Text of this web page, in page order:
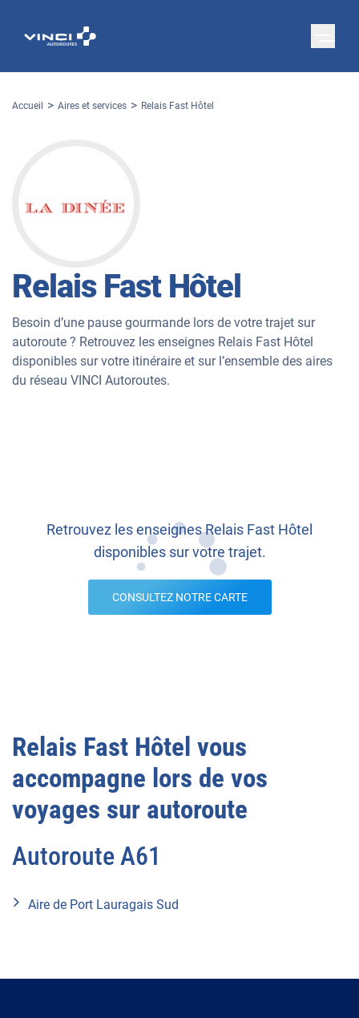
Accueil Aires et services Relais Fast Hôtel
Relais Fast Hôtel
Besoin d’une pause gourmande lors de votre trajet sur
autoroute ? Retrouvez les enseignes Relais Fast Hôtel
disponibles sur votre itinéraire et sur l’ensemble des aires
du réseau VINCI Autoroutes.
Retrouvez les enseignes Relais Fast Hôtel
disponibles sur votre trajet.
CONSULTEZ NOTRE CARTE
Relais Fast Hôtel vous
accompagne lors de vos
voyages sur autoroute
Autoroute A61
Aire de Port Lauragais Sud